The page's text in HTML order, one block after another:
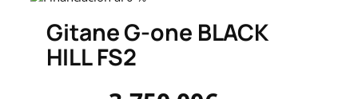
T
Gitane G-one BLACK
HILL FS2